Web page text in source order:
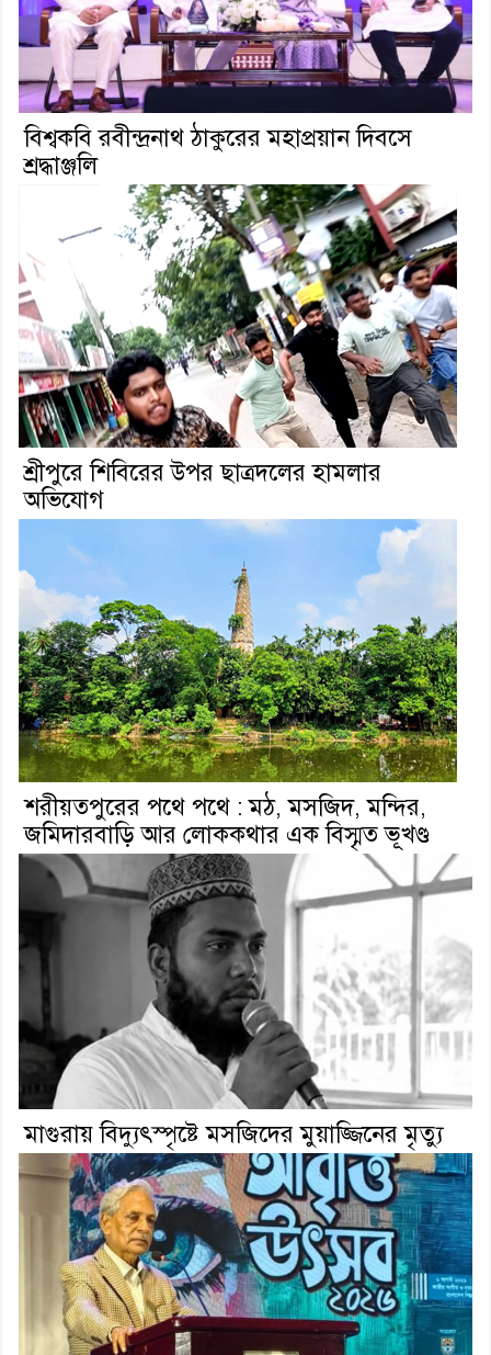
বিশ্বকবি রবীন্দ্রনাথ ঠাকুরের মহাপ্রয়ান দিবসে
শ্রদ্ধাঞ্জলি
শ্রীপুরে শিবিরের উপর ছাত্রদলের হামলার
অভিযোগ
শরীয়তপুরের পথে পথে : মঠ, মসজিদ, মন্দির,
জমিদারবাড়ি আর লোককথার এক বিস্মৃত ভূখণ্ড
মাগুরায় বিদ্যুৎস্পৃষ্টে মসজিদের মুয়াজ্জিনের মৃত্যু